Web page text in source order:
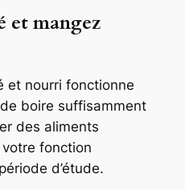
et mangez
et nourri fonctionne
boire suffisamment
des aliments
fonction
d’étude.